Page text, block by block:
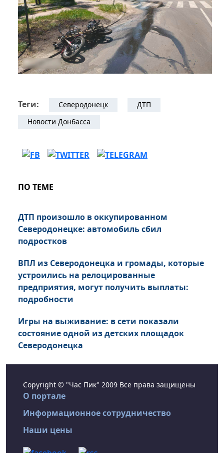
Теги: Северодонецк
ДТП
Новости Донбасса
ПО ТЕМЕ
ДТП произошло в оккупированном
Северодонецке: автомобиль сбил
подростков
ВПЛ из Северодонецка и громады, которые
устроились на релоцированные
предприятия, могут получить выплаты:
подробности
Игры на выживание: в сети показали
состояние одной из детских площадок
Северодонецка
Copyright © "Час Пик" 2009 Все права защищены
О портале
Информационное сотрудничество
Наши цены